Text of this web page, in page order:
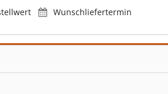
Wunschliefertermin